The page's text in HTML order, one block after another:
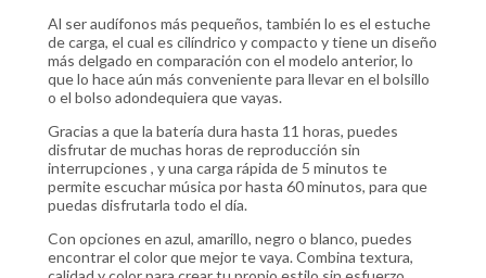
Al ser audífonos más pequeños, también lo es el estuche
de carga, el cual es cilíndrico y compacto y tiene un diseño
más delgado en comparación con el modelo anterior, lo
que lo hace aún más conveniente para llevar en el bolsillo
o el bolso adondequiera que vayas.
Gracias a que la batería dura hasta 11 horas, puedes
disfrutar de muchas horas de reproducción sin
interrupciones , y una carga rápida de 5 minutos te
permite escuchar música por hasta 60 minutos, para que
puedas disfrutarla todo el día.
Con opciones en azul, amarillo, negro o blanco, puedes
encontrar el color que mejor te vaya. Combina textura,